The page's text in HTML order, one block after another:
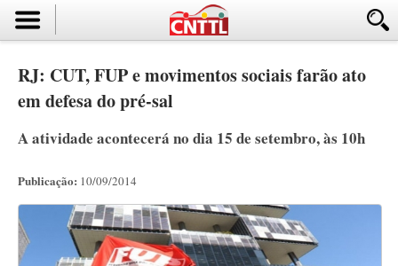
RJ: CUT, FUP e movimentos sociais farão ato
em defesa do pré-sal
A atividade acontecerá no dia 15 de setembro, às 10h
Publicação: 10/09/2014